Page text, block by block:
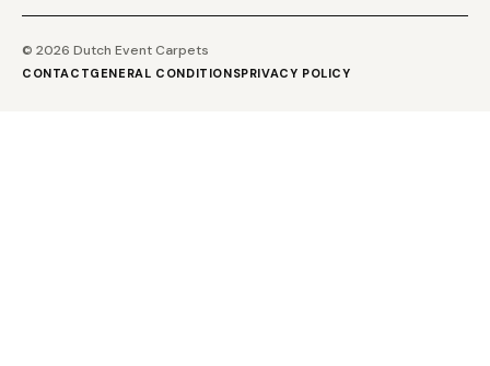
© 2026 Dutch Event Carpets
CONTACTGENERAL CONDITIONSPRIVACY POLICY